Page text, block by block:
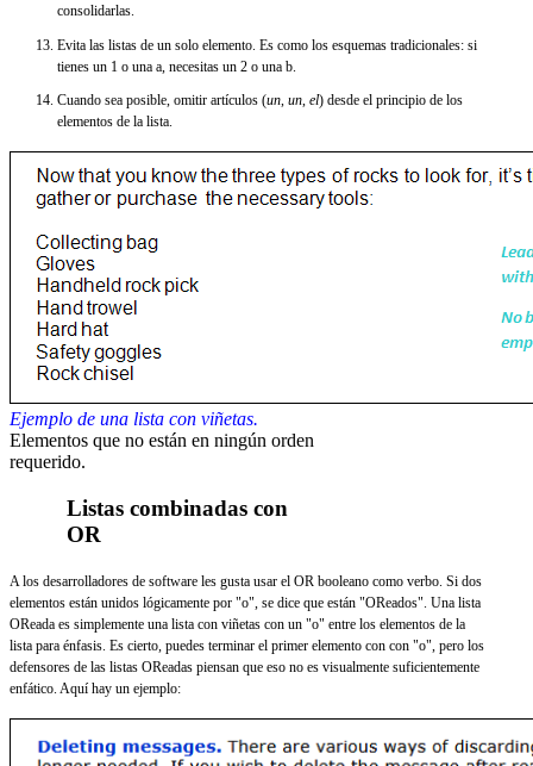
consolidarlas.
Evita las listas de un solo elemento. Es como los esquemas tradicionales: si
tienes un 1 o una a, necesitas un 2 o una b.
Cuando sea posible, omitir artículos (un, un, el) desde el principio de los
elementos de la lista.
Ejemplo de una lista con viñetas.
Elementos que no están en ningún orden
requerido.
Listas combinadas con
OR
A los desarrolladores de software les gusta usar el OR booleano como verbo. Si dos
elementos están unidos lógicamente por "o", se dice que están "OReados". Una lista
OReada es simplemente una lista con viñetas con un "o" entre los elementos de la
lista para énfasis. Es cierto, puedes terminar el primer elemento con con "o", pero los
defensores de las listas OReadas piensan que eso no es visualmente suficientemente
enfático. Aquí hay un ejemplo: